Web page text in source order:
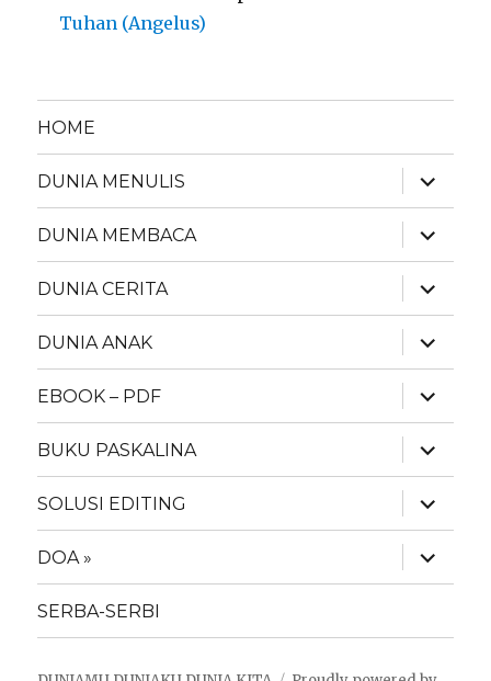
Tuhan (Angelus)
HOME
DUNIA MENULIS
expand
child
menu
DUNIA MEMBACA
expand
child
menu
DUNIA CERITA
expand
child
menu
DUNIA ANAK
expand
child
menu
EBOOK – PDF
expand
child
menu
BUKU PASKALINA
expand
child
menu
SOLUSI EDITING
expand
child
menu
DOA »
expand
child
menu
SERBA-SERBI